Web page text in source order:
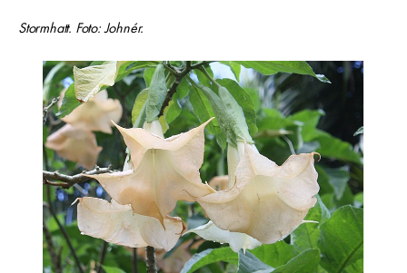
Stormhatt. Foto: Johnér.